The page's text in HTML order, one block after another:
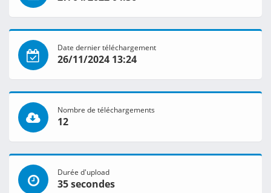
Date dernier téléchargement
26/11/2024 13:24
Nombre de téléchargements
12
Durée d'upload
35 secondes